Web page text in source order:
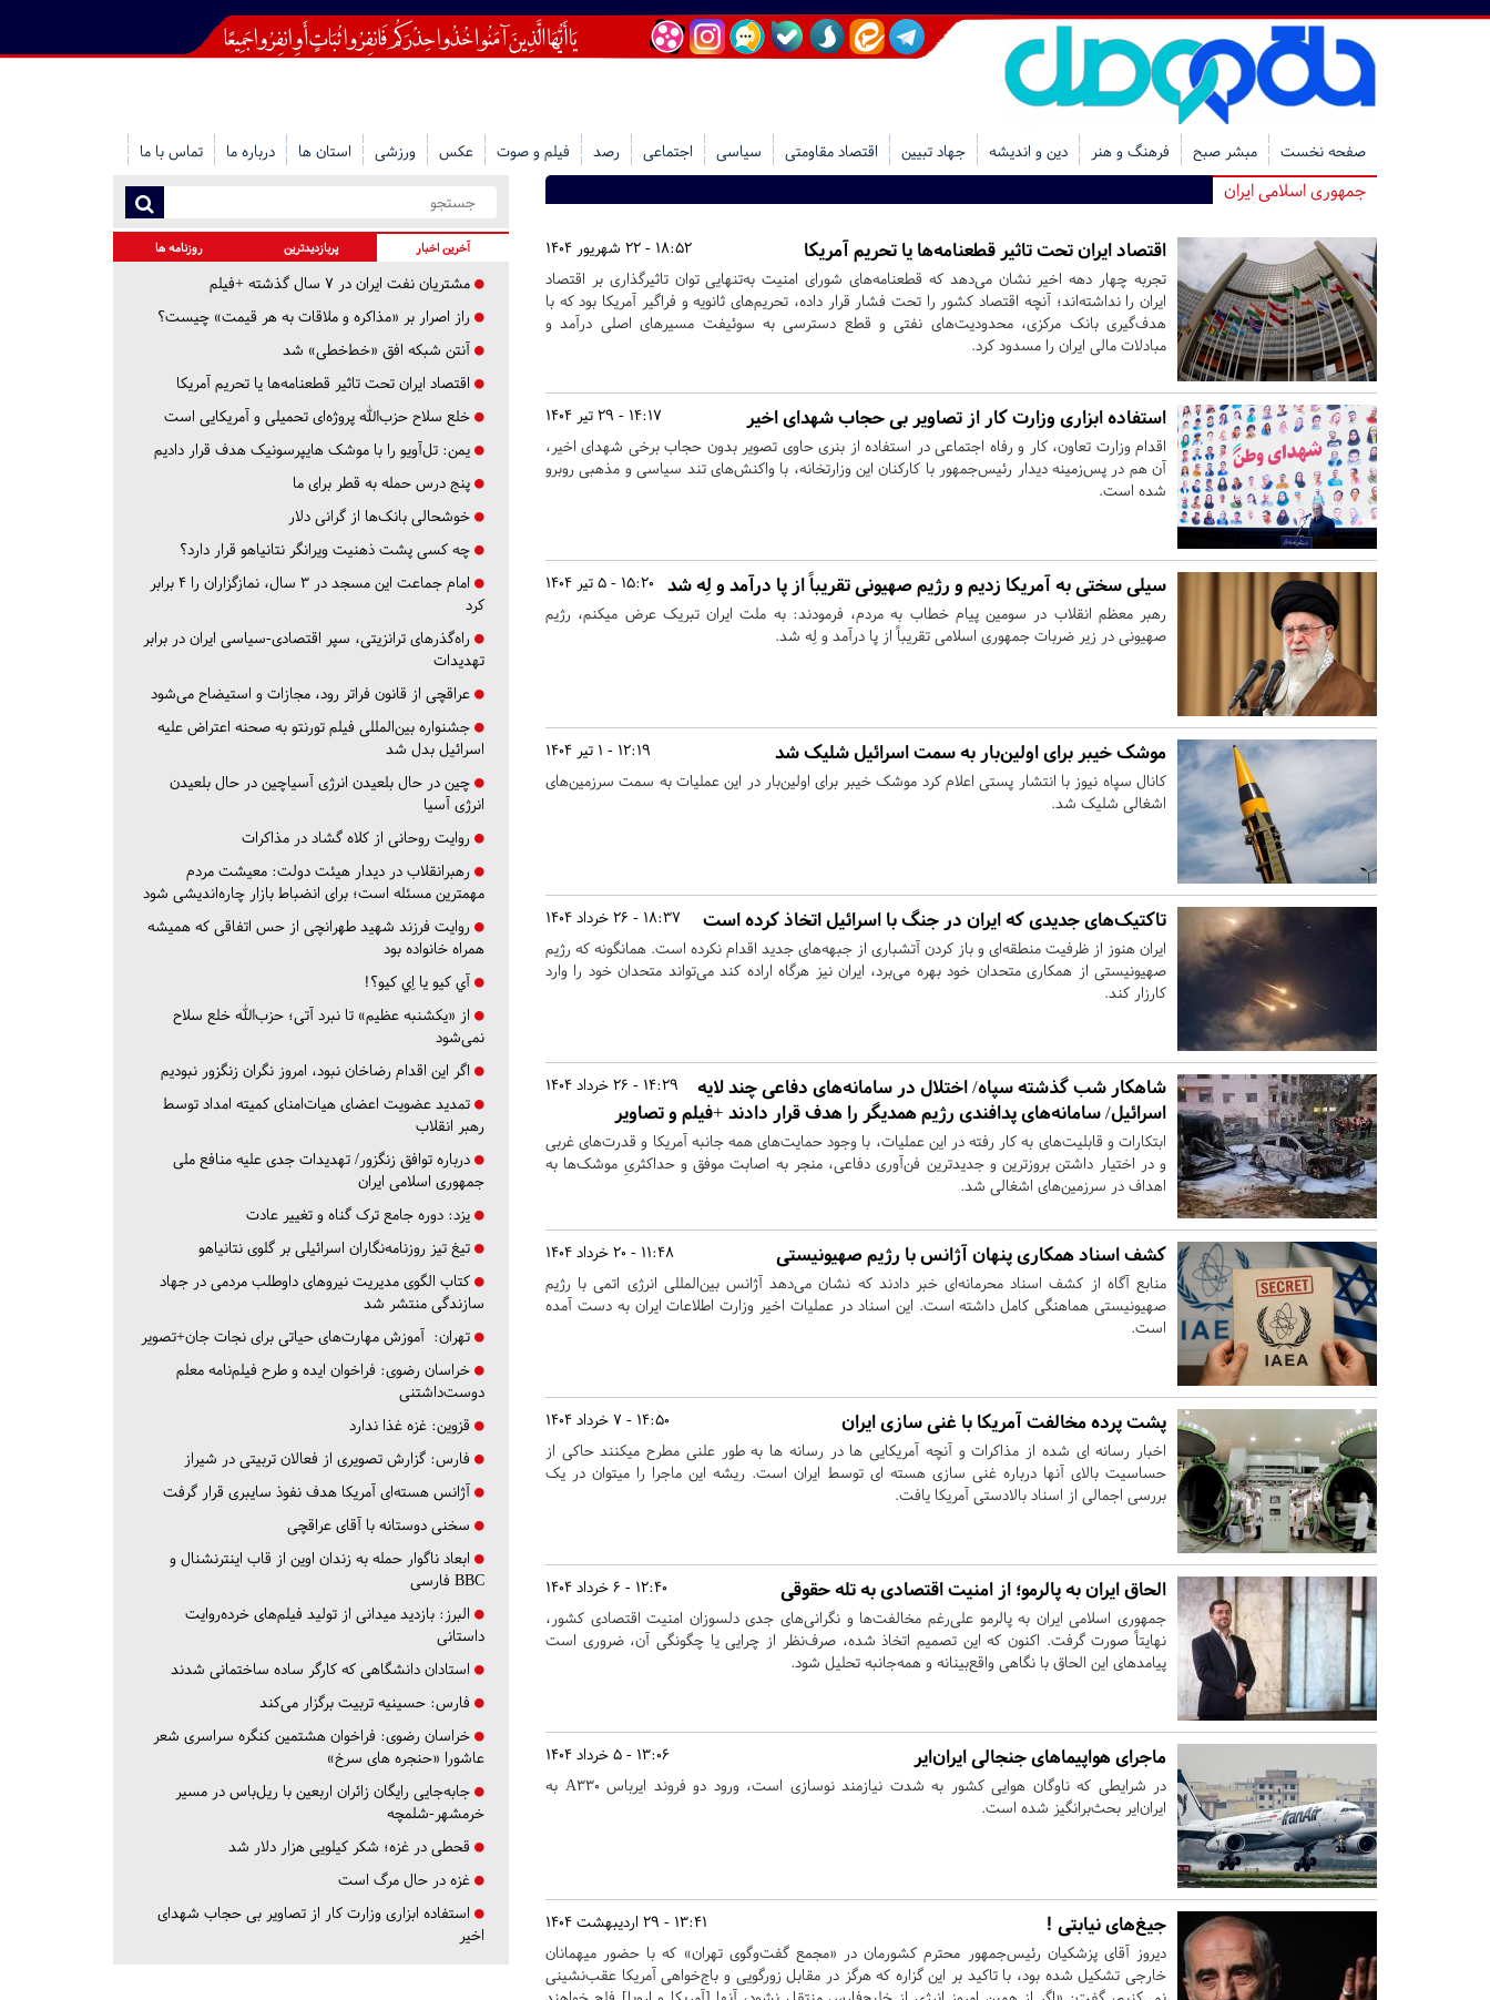
صفحه نخست مبشر صبح فرهنگ و هنر دین و اندیشه جهاد تبیین اقتصاد مقاومتی سیاسی اجتماعی رصد فیلم و صوت عکس ورزشی استان ها درباره ما تماس با ما
جمهوری اسلامی ایران
18:52 - 22 شهریور 1404 اقتصاد ایران تحت تاثیر قطعنامه‌ها یا تحریم‌ آمریکا
تجربه چهار دهه اخیر نشان می‌دهد که قطعنامه‌های شورای امنیت به‌تنهایی توان تاثیرگذاری بر اقتصاد
ایران را نداشته‌اند؛ آنچه اقتصاد کشور را تحت فشار قرار داده، تحریم‌های ثانویه و فراگیر آمریکا بود که با
هدف‌گیری بانک مرکزی، محدودیت‌های نفتی و قطع دسترسی به سوئیفت مسیرهای اصلی درآمد و
مبادلات مالی ایران را مسدود کرد.
14:17 - 29 تیر 1404 استفاده ابزاری وزارت کار از تصاویر بی حجاب شهدای اخیر
اقدام وزارت تعاون، کار و رفاه اجتماعی در استفاده از بنری حاوی تصویر بدون حجاب برخی شهدای اخیر،
آن‌ هم در پس‌زمینه دیدار رئیس‌جمهور با کارکنان این وزارتخانه، با واکنش‌های تند سیاسی و مذهبی روبرو
شده است.
15:20 - 5 تیر 1404 سیلی سختی به آمریکا زدیم و رژیم صهیونی تقریباً از پا درآمد و لِه شد
رهبر معظم انقلاب در سومین پیام خطاب به مردم، فرمودند: به ملت ایران تبریک عرض میکنم، رژیم
صهیونی در زیر ضربات جمهوری اسلامی تقریباً از پا درآمد و لِه شد.
12:19 - 1 تیر 1404 موشک خیبر برای اولین‌بار به سمت اسرائیل شلیک شد
کانال سپاه نیوز با انتشار پستی اعلام کرد موشک خیبر برای اولین‌بار در این عملیات به سمت سرزمین‌های
اشغالی شلیک شد.
18:37 - 26 خرداد 1404 تاکتیک‌های جدیدی که ایران در جنگ با اسرائیل اتخاذ کرده است
ایران هنوز از ظرفیت منطقه‌ای و باز کردن آتشباری از جبهه‌های جدید اقدام نکرده است. همانگونه که رژیم
صهیونیستی از همکاری متحدان خود بهره می‌برد، ایران نیز هرگاه اراده کند می‌تواند متحدان خود را وارد
کارزار کند.
14:29 - 26 خرداد 1404
شاهکار شب گذشته سپاه/ اختلال در سامانه‌های دفاعی چند لایه
اسرائیل/ سامانه‌های پدافندی رژیم همدیگر را هدف قرار دادند +فیلم و تصاویر
ابتکارات و قابلیت‌های به کار رفته در این عملیات، با وجود حمایت‌های همه جانبه آمریکا و قدرت‌های غربی
و در اختیار داشتن بروز‌ترین و جدیدترین فن‌آوری دفاعی، منجر به اصابت موفق و حداکثریِ موشک‌ها به
اهداف در سرزمین‌های اشغالی شد.
11:48 - 20 خرداد 1404 کشف اسناد همکاری پنهان آژانس با رژیم صهیونیستی
منابع آگاه از کشف اسناد محرمانه‌ای خبر دادند که نشان می‌دهد آژانس بین‌المللی انرژی اتمی با رژیم
صهیونیستی هماهنگی کامل داشته است. این اسناد در عملیات اخیر وزارت اطلاعات ایران به دست آمده
است.
14:50 - 7 خرداد 1404 پشت پرده مخالفت آمریکا با غنی سازی ایران
اخبار رسانه ای شده از مذاکرات و آنچه آمریکایی ها در رسانه ها به طور علنی مطرح میکنند حاکی از
حساسیت بالای آنها درباره غنی سازی هسته ای توسط ایران است. ریشه این ماجرا را میتوان در یک
بررسی اجمالی از اسناد بالادستی آمریکا یافت.
12:40 - 6 خرداد 1404 الحاق ایران به پالرمو؛ از امنیت اقتصادی به تله حقوقی
جمهوری اسلامی ایران به پالرمو علی‌رغم مخالفت‌ها و نگرانی‌های جدی دلسوزان امنیت اقتصادی کشور،
نهایتاً صورت گرفت. اکنون که این تصمیم اتخاذ شده، صرف‌نظر از چرایی یا چگونگی آن، ضروری است
پیامدهای این الحاق با نگاهی واقع‌بینانه و همه‌جانبه تحلیل شود.
13:06 - 5 خرداد 1404 ماجرای هواپیماهای جنجالی ایران‌ایر
در شرایطی که ناوگان هوایی کشور به شدت نیازمند نوسازی است، ورود دو فروند ایرباس A330 به
ایران‌ایر بحث‌برانگیز شده است.
13:41 - 29 اردیبهشت 1404 جیغ‌های نیابتی !
دیروز آقای پزشکیان رئیس‌جمهور محترم کشورمان در «مجمع گفت‌و‌گوی تهران‌» که با حضور میهمانان
خارجی تشکیل شده بود، با تاکید بر این گزاره که هرگز در مقابل زورگویی و باج‌خواهی آمریکا عقب‌نشینی
آخرین اخبار پربازدیدترین روزنامه ها
مشتریان نفت ایران در ۷ سال گذشته +فیلم
راز اصرار بر «مذاکره و ملاقات به هر قیمت» چیست؟
آنتن شبکه افق «خط‌خطی» شد
اقتصاد ایران تحت تاثیر قطعنامه‌ها یا تحریم‌ آمریکا
خلع سلاح حزب‌الله پروژه‌ای تحمیلی و آمریکایی است
یمن: تل‌آویو را با موشک هایپرسونیک هدف قرار دادیم
پنج درس‌ حمله به قطر برای ما
خوشحالی بانک‌ها از گرانی دلار
چه کسی پشت ذهنیت ویرانگر نتانیاهو قرار دارد؟
امام جماعت این مسجد در ۳ سال، نمازگزاران را ۴ برابر
کرد
راه‌گذرهای ترانزیتی، سپر اقتصادی-سیاسی ایران در برابر
تهدیدات
عراقچی از قانون فراتر رود، مجازات و استیضاح می‌شود
جشنواره بین‌المللی فیلم تورنتو به صحنه اعتراض علیه
اسرائیل بدل شد
چین در حال بلعیدن انرژی آسیاچین در حال بلعیدن
انرژی آسیا
روایت روحانی از کلاه گشاد در مذاکرات
رهبرانقلاب در دیدار هیئت دولت: معیشت مردم
مهمترین مسئله است؛ برای انضباط بازار چاره‌اندیشی شود
روایت فرزند شهید طهرانچی از حس اتفاقی که همیشه
همراه خانواده بود
آي كيو يا اِي كيو؟!
از «یکشنبه عظیم» تا نبرد آتی؛ حزب‌الله خلع سلاح
نمی‌شود
اگر این اقدام رضاخان نبود، امروز نگران زنگزور نبودیم
تمدید عضویت اعضای هیات‌امنای کمیته امداد توسط
رهبر انقلاب
درباره توافق زنگزور/ تهدیدات جدی علیه منافع ملی
جمهوری اسلامی ایران
یزد: دوره جامع ترک گناه و تغییر عادت
تیغ تیز روزنامه‌نگاران اسرائیلی بر گلوی نتانیاهو
کتاب الگوی مدیریت نیروهای داوطلب مردمی در جهاد
سازندگی منتشر شد
تهران: آموزش مهارت‌های حیاتی برای نجات جان+تصویر
خراسان رضوی: فراخوان ایده و طرح فیلم‌نامه معلم
دوست‌داشتنی
قزوین: غزه غذا ندارد
فارس: گزارش تصویری از فعالان تربیتی در شیراز
آژانس هسته‌ای آمریکا هدف نفوذ سایبری قرار گرفت
سخنی دوستانه با آقای عراقچی
ابعاد ناگوار حمله به زندان اوین از قاب اینترنشنال و
BBC فارسی
البرز: بازدید میدانی از تولید فیلم‌های خرده‌روایت
داستانی
استادان دانشگاهی که کارگر ساده ساختمانی شدند
فارس: حسینیه تربیت برگزار می‌کند
خراسان رضوی: فراخوان هشتمین کنگره سراسری شعر
عاشورا «حنجره های سرخ»
جابه‌جایی رایگان زائران اربعین با ریل‌باس در مسیر
خرمشهر-شلمچه
قحطی در غزه؛ شکر کیلویی هزار دلار شد
غزه در حال مرگ است
استفاده ابزاری وزارت کار از تصاویر بی حجاب شهدای
اخیر